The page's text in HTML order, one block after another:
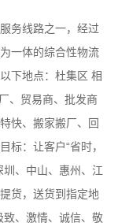
务线路之一，经过
一体的综合性物流
下地点：杜集区 相
、贸易商、批发商
快、搬家搬厂、回
标：让客户“省时，
圳、中山、惠州、江
货，送货到指定地
致、激情、诚信、敬